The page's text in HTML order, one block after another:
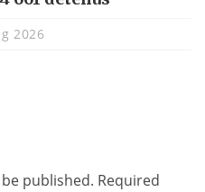
2026
published. Required